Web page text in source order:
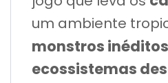
um ambiente
monstros
ecossistemas